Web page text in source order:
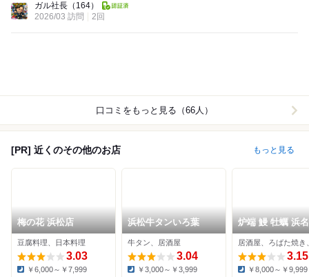
ガル社長 （164）
2026/03 訪問
2回
口コミをもっと見る（66人）
[PR] 近くのその他のお店 もっと見る
梅の花 浜松店
豆腐料理、日本料理
3.03
￥6,000～￥7,999
浜松牛タンいろ葉
牛タン、居酒屋
3.04
￥3,000～￥3,999
炉端 鰻 牡蠣 浜
3.15
￥8,000～￥9,999